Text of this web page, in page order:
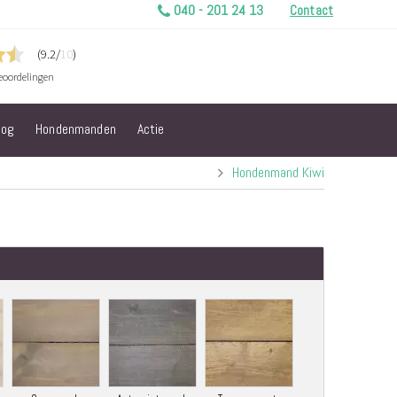
040 - 201 24 13 Contact
Hondenmanden Actie
Hondenmand Kiwi